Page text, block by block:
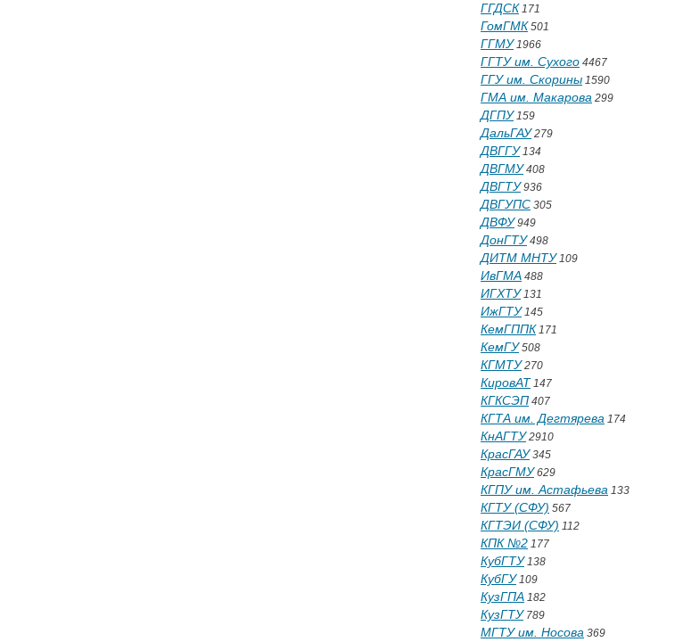
ГГДСК 171
ГомГМК 501
ГГМУ1966
ГГТУ им. Сухого 4467
ГГУ им. Скорины 1590
ГМА им. Макарова 299
ДГПУ159
ДальГАУ279
ДВГГУ134
ДВГМУ408
ДВГТУ936
ДВГУПС 305
ДВФУ949
ДонГТУ498
ДИТМ МНТУ109
ИвГМА 488
ИГХТУ131
ИжГТУ145
КемГППК 171
КемГУ508
КГМТУ270
КировАТ 147
КГКСЭП 407
КГТА им. Дегтярева 174
КнАГТУ2910
КрасГАУ345
КрасГМУ629
КГПУ им. Астафьева 133
КГТУ (СФУ) 567
КГТЭИ (СФУ) 112
КПК №2 177
КубГТУ138
КубГУ109
КузГПА 182
КузГТУ789
МГТУ им. Носова 369